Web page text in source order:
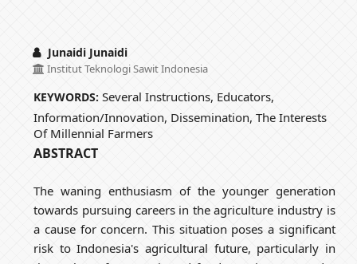
Junaidi Junaidi
Institut Teknologi Sawit Indonesia
KEYWORDS:Several Instructions, Educators,
Information/innovation, Dissemination, The Interests
Of Millennial Farmers
ABSTRACT
The waning enthusiasm of the younger generation
towards pursuing careers in the agriculture industry is
a cause for concern. This situation poses a significant
risk to Indonesia's agricultural future, particularly in